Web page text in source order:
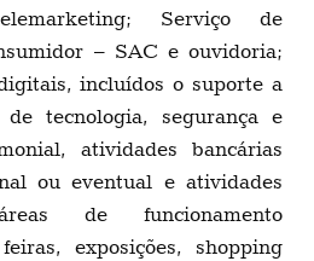
Serviço de
– SAC e ouvidoria;
incluídos o suporte a
tecnologia, segurança e
atividades bancárias
ou eventual e atividades
de funcionamento
exposições, shopping